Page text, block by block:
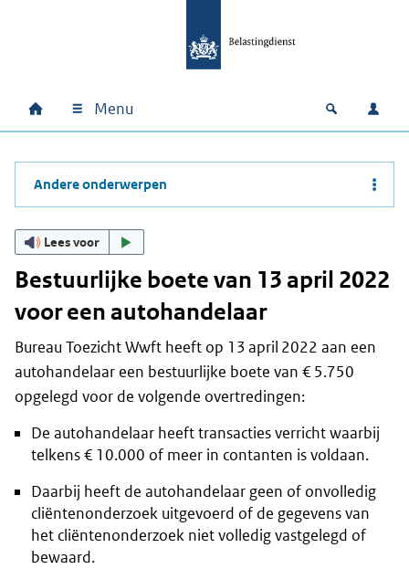
Hoofdnavigatie
Home Menu Open
Andere onderwerpen
Lees voor
Bestuurlijke boete van 13 april 2022
voor een autohandelaar
Bureau Toezicht Wwft heeft op 13 april 2022 aan een
autohandelaar een bestuurlijke boete van € 5.750
opgelegd voor de volgende overtredingen:
De autohandelaar heeft transacties verricht waarbij
telkens € 10.000 of meer in contanten is voldaan.
Daarbij heeft de autohandelaar geen of onvolledig
cliëntenonderzoek uitgevoerd of de gegevens van
het cliëntenonderzoek niet volledig vastgelegd of
bewaard.